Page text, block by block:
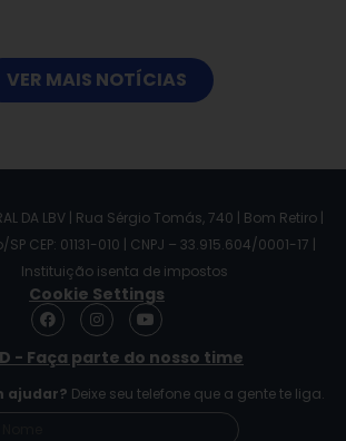
VER MAIS NOTÍCIAS
DA LBV | Rua Sérgio Tomás, 740 | Bom Retiro |
CEP: 01131-010 | CNPJ – 33.915.604/0001-17 |
Instituição isenta de impostos
Cookie Settings
F
a
e
o
o
I
n
s
t
g
r
Y
o
t
b
e
- Faça parte do nosso time
ajudar? Deixe seu telefone que a gente te liga.